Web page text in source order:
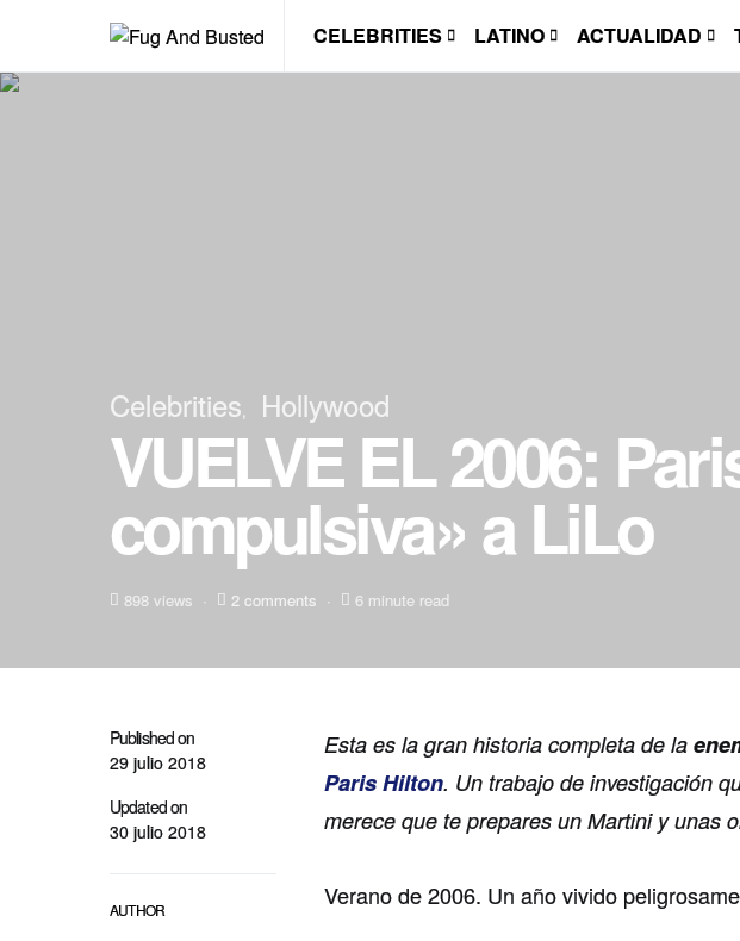
CELEBRITIES LATINO ACTUALIDAD
Celebrities Hollywood
VUELVE EL 2006:
compulsiva» a LiLo
898 views 2 comments 6 minute read
Published on
29 julio 2018
Updated on
30 julio 2018
AUTHOR
Esta es la gran historia completa de la
Paris Hilton. Un trabajo de investigación
merece que te prepares un Martini y unas
Verano de 2006. Un año vivido